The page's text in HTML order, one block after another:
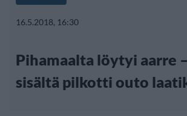
16.5.2018, 16:30
Pihamaalta löytyi aarre
sisältä pilkotti outo